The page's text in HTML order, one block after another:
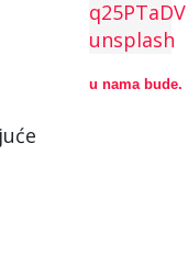
u nama bude.